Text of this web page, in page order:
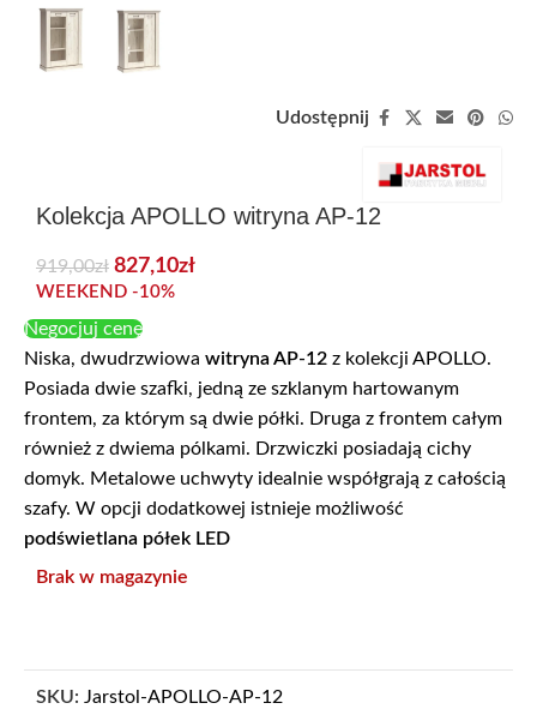
Udostępnij
Kolekcja APOLLO witryna AP-12
919,00zł 827,10zł
WEEKEND -10%
Negocjuj cenę
Niska, dwudrzwiowa witryna AP-12 z kolekcji APOLLO.
Posiada dwie szafki, jedną ze szklanym hartowanym
frontem, za którym są dwie półki. Druga z frontem całym
również z dwiema pólkami. Drzwiczki posiadają cichy
domyk. Metalowe uchwyty idealnie współgrają z całością
szafy. W opcji dodatkowej istnieje możliwość
podświetlana półek LED
Brak w magazynie
SKU: Jarstol-APOLLO-AP-12